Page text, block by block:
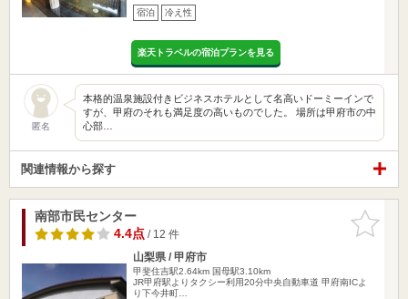
宿泊 冷え性
楽天トラベルの宿泊プランを見る
匿名
本格的温泉施設付きビジネスホテルとして名高いドーミーインで
すが、甲府のそれも満足度の高いものでした。 場所は甲府市の中
心部…
関連情報から探す
お気に入
りに追加
南部市民センター
4.4点/ 12 件
山梨県 / 甲府市
甲斐住吉駅2.64km 国母駅3.10km
JR甲府駅よりタクシー利用20分中央自動車道 甲府南ICよ
り下今井町…